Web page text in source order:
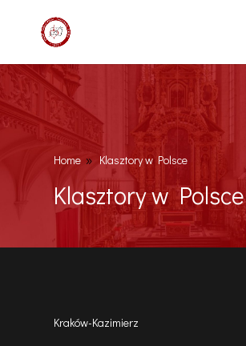
Home 9 Klasztory w Polsce
Klasztory w Polsce
Kraków-Kazimierz